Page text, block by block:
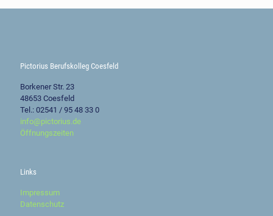
Pictorius Berufskolleg Coesfeld
Borkener Str. 23
48653 Coesfeld
Tel.: 02541 / 95 48 33 0
info@pictorius.de
Öffnungszeiten
Links
Impressum
Datenschutz